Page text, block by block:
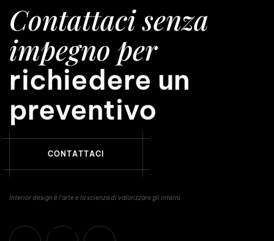
Contattaci senza
impegno per
richiedere un
preventivo
CO NTATTAC
Interior design è l'arte e la scienza di valorizzare gli interni.